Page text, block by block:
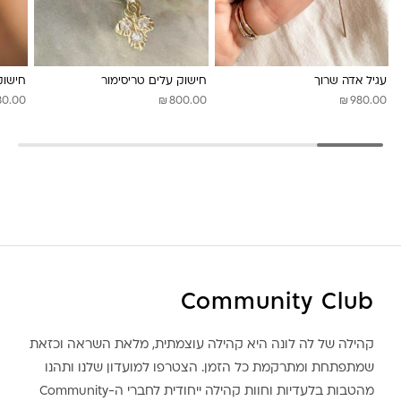
עגיל אדה שרוך
₪ 980.00
חישוק עלים טריסימור
₪ 800.00
Community Club
קהילה של לה לונה היא קהילה עוצמתית, מלאת השראה וכזאת
שמתפתחת ומתרקמת כל הזמן. הצטרפו למועדון שלנו ותהנו
מהטבות בלעדיות וחוות קהילה ייחודית לחברי ה-Community